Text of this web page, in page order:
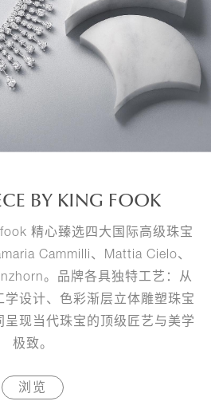
BY KING FOOK
精心臻选四大国际高级珠宝
Cammilli、Mattia Cielo、
。品牌各具独特工艺：从
学设计、色彩渐层立体雕塑珠宝
呈现当代珠宝的顶级匠艺与美学
极致。
浏览